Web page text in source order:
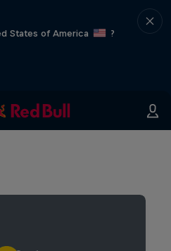
States of America
?